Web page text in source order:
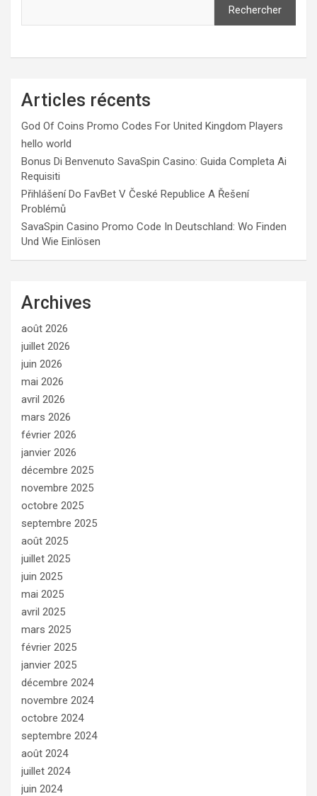
Rechercher
Articles récents
God Of Coins Promo Codes For United Kingdom Players
hello world
Bonus Di Benvenuto SavaSpin Casino: Guida Completa Ai
Requisiti
Přihlášení Do FavBet V České Republice A Řešení
Problémů
SavaSpin Casino Promo Code In Deutschland: Wo Finden
Und Wie Einlösen
Archives
août 2026
juillet 2026
juin 2026
mai 2026
avril 2026
mars 2026
février 2026
janvier 2026
décembre 2025
novembre 2025
octobre 2025
septembre 2025
août 2025
juillet 2025
juin 2025
mai 2025
avril 2025
mars 2025
février 2025
janvier 2025
décembre 2024
novembre 2024
octobre 2024
septembre 2024
août 2024
juillet 2024
juin 2024